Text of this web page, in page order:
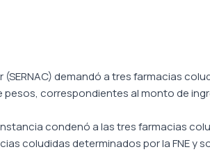
(SERNAC) demandó a tres farmacias
correspondientes al monto de
condenó a las tres farmacias
coludidas determinados por la FNE y